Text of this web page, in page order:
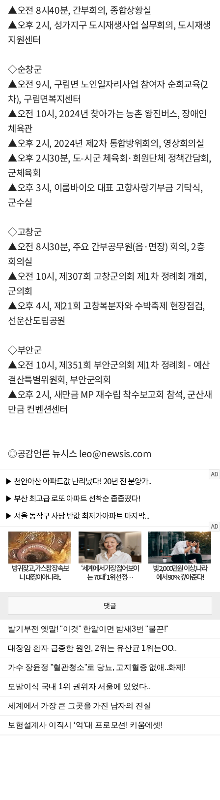
▲오전 8시40분, 간부회의, 종합상황실
▲오후 2시, 성가지구 도시재생사업 실무회의, 도시재생
지원센터
◇순창군
▲오전 9시, 구림면 노인일자리사업 참여자 순회교육(2
차), 구림면복지센터
▲오전 10시, 2024년 찾아가는 농촌 왕진버스, 장애인
체육관
▲오후 2시, 2024년 제2차 통합방위회의, 영상회의실
▲오후 2시30분, 도-시군 체육회·회원단체 정책간담회,
군체육회
▲오후 3시, 이룸바이오 대표 고향사랑기부금 기탁식,
군수실
◇고창군
▲오전 8시30분, 주요 간부공무원(읍·면장) 회의, 2층
회의실
▲오전 10시, 제307회 고창군의회 제1차 정례회 개회,
군의회
▲오후 4시, 제21회 고창복분자와 수박축제 현장점검,
선운산도립공원
◇부안군
▲오전 10시, 제351회 부안군의회 제1차 정례회 - 예산
결산특별위원회, 부안군의회
▲오후 2시, 새만금 MP 재수립 착수보고회 참석, 군산새
만금 컨벤션센터
◎공감언론 뉴시스leo@newsis.com
댓글